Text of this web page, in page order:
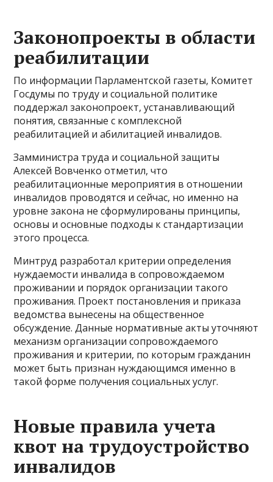
Законопроекты в области
реабилитации
По информации Парламентской газеты, Комитет
Госдумы по труду и социальной политике
поддержал законопроект, устанавливающий
понятия, связанные с комплексной
реабилитацией и абилитацией инвалидов.
Замминистра труда и социальной защиты
Алексей Вовченко отметил, что
реабилитационные мероприятия в отношении
инвалидов проводятся и сейчас, но именно на
уровне закона не сформулированы принципы,
основы и основные подходы к стандартизации
этого процесса.
Минтруд разработал критерии определения
нуждаемости инвалида в сопровождаемом
проживании и порядок организации такого
проживания. Проект постановления и приказа
ведомства вынесены на общественное
обсуждение. Данные нормативные акты уточняют
механизм организации сопровождаемого
проживания и критерии, по которым гражданин
может быть признан нуждающимся именно в
такой форме получения социальных услуг.
Новые правила учета
квот на трудоустройство
инвалидов